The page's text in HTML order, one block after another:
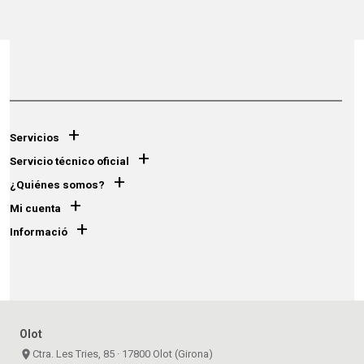
Servicios +
Servicio técnico oficial +
¿Quiénes somos? +
Mi cuenta +
Informació +
Olot
place Ctra. Les Tries, 85 · 17800 Olot (Girona)